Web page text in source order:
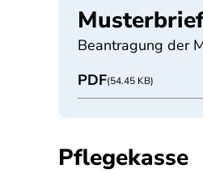
Beantragung der
PDF(54.45 KB)
Pflegekasse